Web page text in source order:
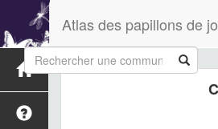
Atlas des papillons de